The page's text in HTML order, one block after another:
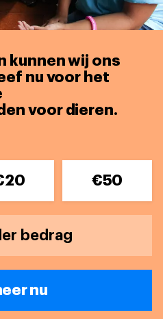
kunnen wij ons
nu voor het
voor dieren.
€50
nu